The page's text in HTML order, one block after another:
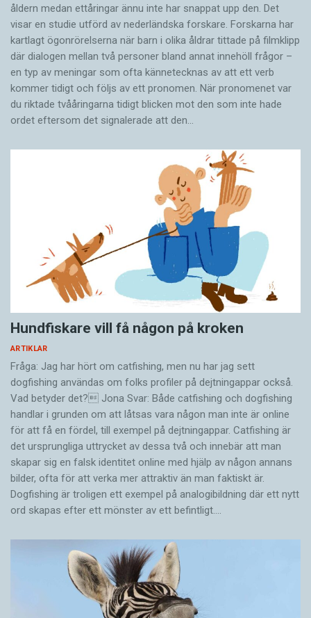
åldern medan ettåringar ännu inte har snappat upp den. Det
visar en studie utförd av nederländska forskare. Forskarna har
kartlagt ögonrörelserna när barn i olika åldrar tittade på filmklipp
där dialogen mellan två personer bland annat innehöll frågor –
en typ av meningar som ofta kännetecknas av att ett verb
kommer tidigt och följs av ett pronomen. När pronomenet var
du riktade tvååringarna tidigt blicken mot den som inte hade
ordet eftersom det ­signalerade att den…
Hundfiskare vill få någon på kroken
ARTIKLAR
Fråga: Jag har hört om catfishing, men nu har jag sett
dogfishing användas om folks profiler på dejtningappar också.
Vad betyder det? Jona Svar: Både catfishing och dogfishing
handlar i grunden om att låtsas vara någon man inte är online
för att få en fördel, till exempel på dejtningappar. Catfishing är
det ursprungliga uttrycket av dessa två och innebär att man
skapar sig en falsk identitet online med hjälp av någon annans
bilder, ofta för att verka mer attraktiv än man faktiskt är.
Dogfishing är troligen ett exempel på analogibildning där ett nytt
ord skapas efter ett mönster av ett befintligt.…